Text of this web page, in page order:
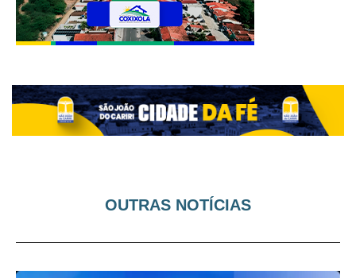
OUTRAS NOTÍCIAS